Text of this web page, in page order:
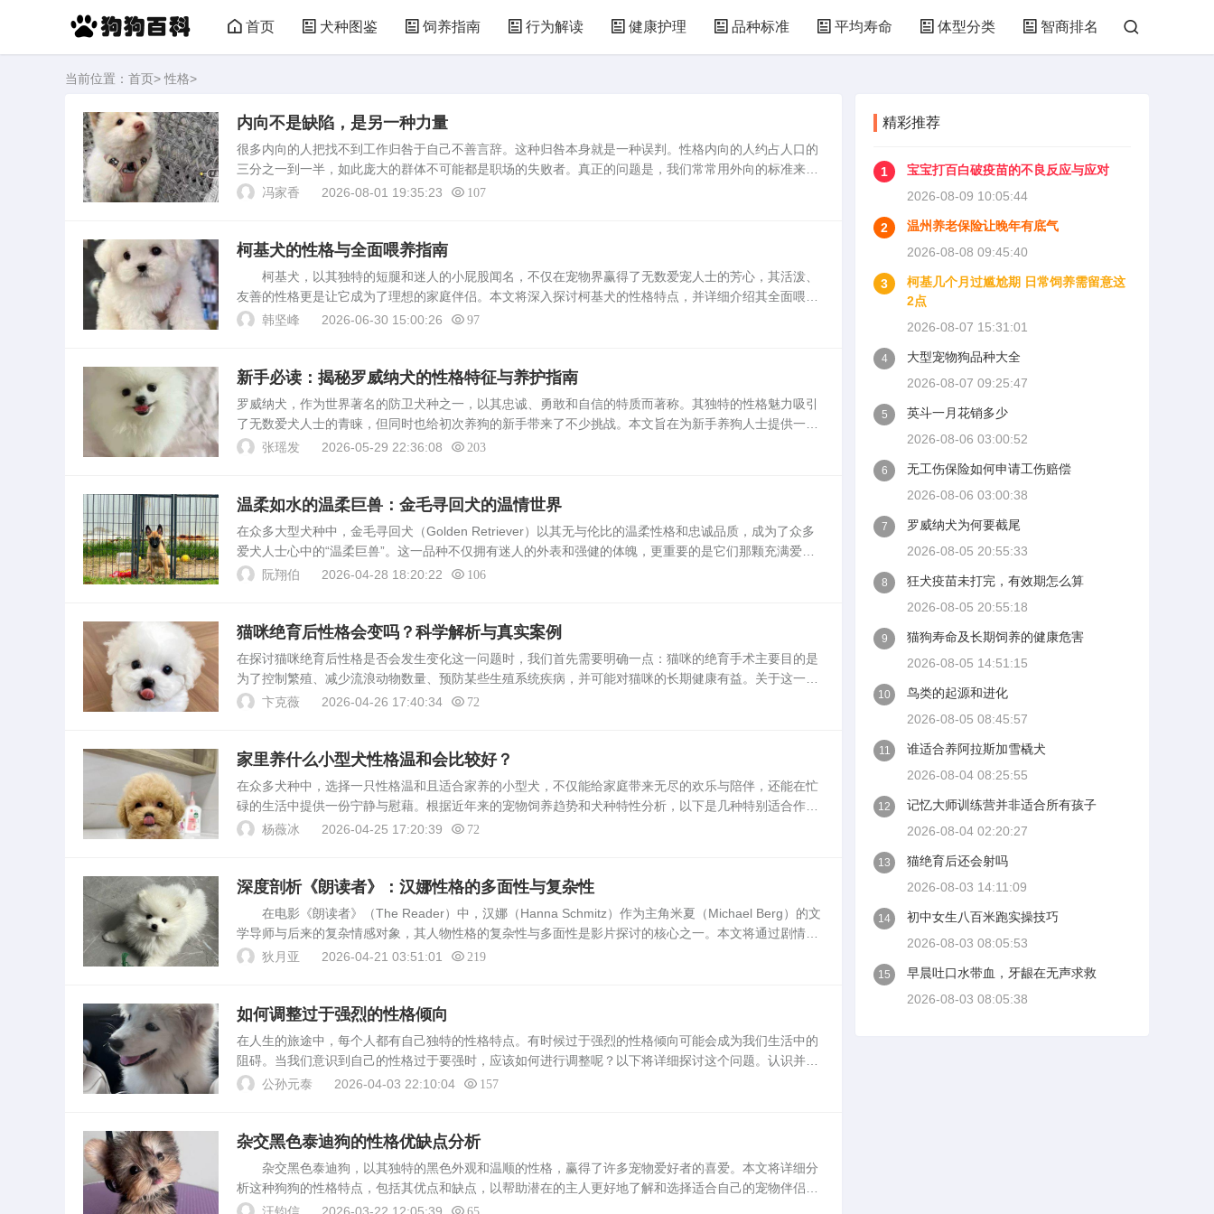
首页 犬种图鉴 饲养指南 行为解读 健康护理 品种标准 平均寿命 体型分类 智商排名
当前位置： 首页>性格>
内向不是缺陷，是另一种力量
很多内向的人把找不到工作归咎于自己不善言辞。这种归咎本身就是一种误判。性格内向的人约占人口的
三分之一到一半，如此庞大的群体不可能都是职场的失败者。真正的问题是，我们常常用外向的标准来要
求内向的人，再用这个错误的标准得出结论。内向者找工作难，难在评价体系。面试官通过短暂的交流判
冯家香 2026-08-01 19:35:23 107
柯基犬的性格与全面喂养指南
柯基犬，以其独特的短腿和迷人的小屁股闻名，不仅在宠物界赢得了无数爱宠人士的芳心，其活泼、
友善的性格更是让它成为了理想的家庭伴侣。本文将深入探讨柯基犬的性格特点，并详细介绍其全面喂养
的方法，旨在为每一位想要了解并照顾好这位小精灵的宠物主人提供科学、实用的指导。柯基犬的性格特
韩坚峰 2026-06-30 15:00:26 97
新手必读：揭秘罗威纳犬的性格特征与养护指南
罗威纳犬，作为世界著名的防卫犬种之一，以其忠诚、勇敢和自信的特质而著称。其独特的性格魅力吸引
了无数爱犬人士的青睐，但同时也给初次养狗的新手带来了不少挑战。本文旨在为新手养狗人士提供一份
详尽的罗威纳性格解析及养护指南，帮助大家更好地理解这种犬种，为建立和谐的人宠关系打下坚实基
张瑶发 2026-05-29 22:36:08 203
温柔如水的温柔巨兽：金毛寻回犬的温情世界
在众多大型犬种中，金毛寻回犬（Golden Retriever）以其无与伦比的温柔性格和忠诚品质，成为了众多
爱犬人士心中的“温柔巨兽”。这一品种不仅拥有迷人的外表和强健的体魄，更重要的是它们那颗充满爱
意、耐心且易于亲近的心，使得它们成为了家庭宠物中的不二之选。本文将通过科学研究、数据统计以及
阮翔伯 2026-04-28 18:20:22 106
猫咪绝育后性格会变吗？科学解析与真实案例
在探讨猫咪绝育后性格是否会发生变化这一问题时，我们首先需要明确一点：猫咪的绝育手术主要目的是
为了控制繁殖、减少流浪动物数量、预防某些生殖系统疾病，并可能对猫咪的长期健康有益。关于这一手
术是否会改变猫咪的性格，确实存在一些争议和讨论。本文将基于科学研究、兽医专家的观点以及真实案
卞克薇 2026-04-26 17:40:34 72
家里养什么小型犬性格温和会比较好？
在众多犬种中，选择一只性格温和且适合家养的小型犬，不仅能给家庭带来无尽的欢乐与陪伴，还能在忙
碌的生活中提供一份宁静与慰藉。根据近年来的宠物饲养趋势和犬种特性分析，以下是几种特别适合作为
家庭伴侣的小型犬品种，它们不仅性格温和，还易于打理，是许多城市家庭的首选。1. 贵宾犬（Toy Pood
杨薇冰 2026-04-25 17:20:39 72
深度剖析《朗读者》：汉娜性格的多面性与复杂性
在电影《朗读者》（The Reader）中，汉娜（Hanna Schmitz）作为主角米夏（Michael Berg）的文
学导师与后来的复杂情感对象，其人物性格的复杂性与多面性是影片探讨的核心之一。本文将通过剧情细
节、角色互动及心理分析，揭示汉娜这一角色的性格特点，以及她如何影响着米夏乃至观众对...
狄月亚 2026-04-21 03:51:01 219
如何调整过于强烈的性格倾向
在人生的旅途中，每个人都有自己独特的性格特点。有时候过于强烈的性格倾向可能会成为我们生活中的
阻碍。当我们意识到自己的性格过于要强时，应该如何进行调整呢？以下将详细探讨这个问题。认识并接
受自己要认识到自己的性格特点，并接受这种性格带来的优势和劣势。过于要强的性格往往表现为对自己
公孙元泰 2026-04-03 22:10:04 157
杂交黑色泰迪狗的性格优缺点分析
杂交黑色泰迪狗，以其独特的黑色外观和温顺的性格，赢得了许多宠物爱好者的喜爱。本文将详细分
析这种狗狗的性格特点，包括其优点和缺点，以帮助潜在的主人更好地了解和选择适合自己的宠物伴侣。
杂交黑色泰迪狗的性格优点1. 温顺友好：杂交黑色泰迪狗通常性格温顺，对人类和其他动物表现出友好和
65
精彩推荐
1
宝宝打百白破疫苗的不良反应与应对
2026-08-09 10:05:44
2
温州养老保险让晚年有底气
2026-08-08 09:45:40
3
柯基几个月过尴尬期 日常饲养需留意这
2点
2026-08-07 15:31:01
4
大型宠物狗品种大全
2026-08-07 09:25:47
5
英斗一月花销多少
2026-08-06 03:00:52
6
无工伤保险如何申请工伤赔偿
2026-08-06 03:00:38
7
罗威纳犬为何要截尾
2026-08-05 20:55:33
8
狂犬疫苗未打完，有效期怎么算
2026-08-05 20:55:18
9
猫狗寿命及长期饲养的健康危害
2026-08-05 14:51:15
10
鸟类的起源和进化
2026-08-05 08:45:57
11
谁适合养阿拉斯加雪橇犬
2026-08-04 08:25:55
12
记忆大师训练营并非适合所有孩子
2026-08-04 02:20:27
13
猫绝育后还会射吗
2026-08-03 14:11:09
14
初中女生八百米跑实操技巧
2026-08-03 08:05:53
15
早晨吐口水带血，牙龈在无声求救
2026-08-03 08:05:38